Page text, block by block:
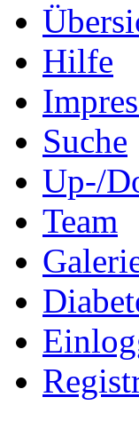
Hilfe
Suche
Up-/
Team